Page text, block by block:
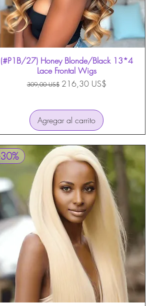
Vista rápida
(#P1B/27) Honey Blonde/Black 13*4
Lace Frontal Wigs
Precio
309,00 US$ Precio de oferta
216,30 US$
Agregar al carrito